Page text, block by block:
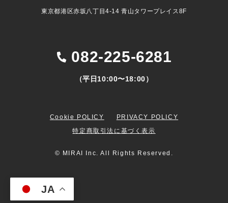
東京都港区赤坂八丁目4-14 青山タワープレイス8F
082-225-6281
（平日10:00〜18:00）
Cookie POLICY
PRIVACY POLICY
特定商取引法に基づく表示
© MIRAI Inc. All Rights Reserved.
JA